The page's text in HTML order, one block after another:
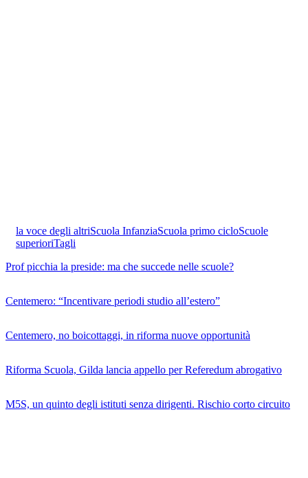
la voce degli altriScuola InfanziaScuola primo cicloScuole
superioriTagli
Prof picchia la preside: ma che succede nelle scuole?
Centemero: “Incentivare periodi studio all’estero”
Centemero, no boicottaggi, in riforma nuove opportunità
Riforma Scuola, Gilda lancia appello per Referedum abrogativo
M5S, un quinto degli istituti senza dirigenti. Rischio corto circuito